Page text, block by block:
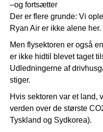
–og fortsætter
Der er flere grunde: Vi
Ryan Air er ikke alene
Men flysektoren er også
er ikke hidtil blevet taget
Udledningerne af
stiger.
Hvis sektoren var et land,
verden over de største
Tyskland og Sydkorea).